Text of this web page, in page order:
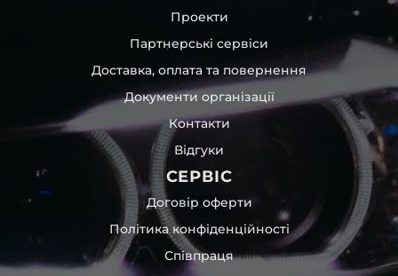
Проекти
Партнерські сервіси
Доставка, оплата та повернення
Документи організації
Контакти
Відгуки
СЕРВІС
Договір оферти
Політика конфіденційності
Співпраця